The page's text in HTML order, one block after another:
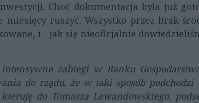
Choć dokumentacja była już
miesięcy ruszyć. Wszystko przez brak
i - jak się nieoficjalnie
zabiegi w Banku
do rządu, że w taki sposób
do Tomasza Lewandowskiego,